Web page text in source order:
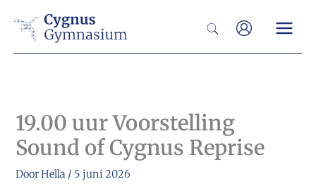
naar
Zoeken
19.00 uur Voorstelling
Sound of Cygnus Reprise
DoorHella / 5 juni 2026